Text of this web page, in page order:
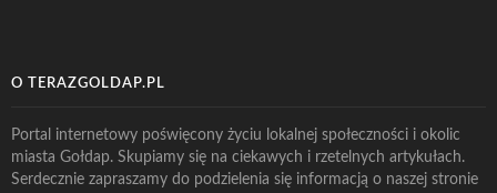
O TERAZGOLDAP.PL
Portal internetowy poświęcony życiu lokalnej społeczności i okolic
miasta Gołdap. Skupiamy się na ciekawych i rzetelnych artykułach.
Serdecznie zapraszamy do podzielenia się informacją o naszej stronie